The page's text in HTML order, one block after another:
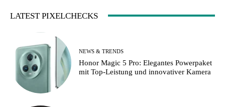
LATEST PIXELCHECKS
NEWS & TRENDS
Honor Magic 5 Pro: Elegantes Powerpaket
mit Top-Leistung und innovativer Kamera